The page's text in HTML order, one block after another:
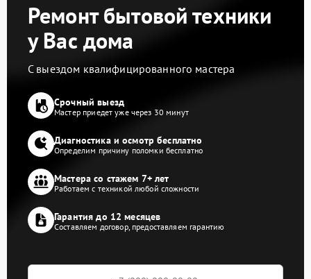
Ремонт бытовой техники
у Вас дома
С выездом квалифицированного мастера
Срочный выезд
Мастер приедет уже через 30 минут
Диагностика и осмотр бесплатно
Определим причину поломки бесплатно
Мастера со стажем 7+ лет
Работаем с техникой любой сложности
Гарантия до 12 месяцев
Составляем договор, предоставляем гарантию